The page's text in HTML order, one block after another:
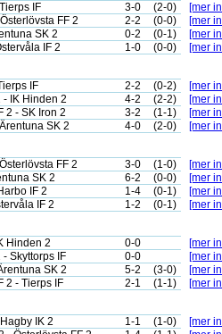
IF 3-0 (2-0)
[mer
FF 2 2-2 (0-0)
[mer
SK 2 0-2 (0-1)
[mer
IF 2 1-0 (0-0) [mer
IF 2-2 (0-2)
[mer
- IK Hinden 2 4-2 (2-2)
[mer
2 - SK Iron 2 3-2 (1-1)
[mer
SK 2 4-0 (2-0) [mer
FF 2 3-0 (1-0)
[mer
SK 2 6-2 (0-0)
[mer
IF 2 1-4 (0-1)
[mer
IF 2 1-2 (0-1) [mer
Hinden 2 0-0
[mer
- Skyttorps IF 0-0
[mer
SK 2 5-2 (3-0)
[mer
2 - Tierps IF 2-1 (1-1) [mer
IK 2 1-1 (1-0)
[mer